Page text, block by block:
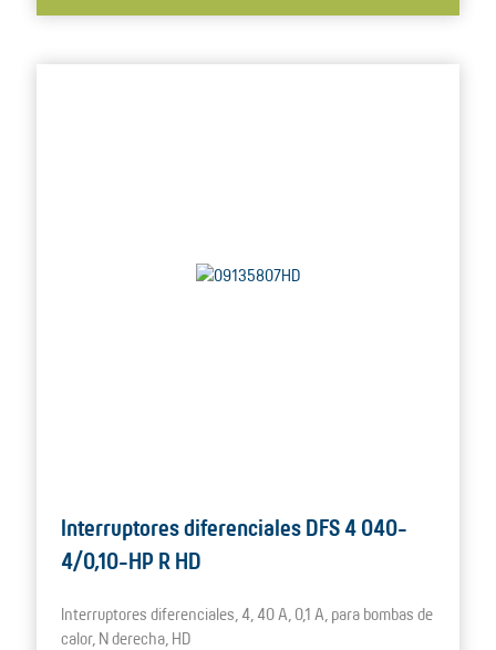
Interruptores diferenciales DFS 4 040-
4/0,10-HP R HD
Interruptores diferenciales, 4, 40 A, 0,1 A, para bombas de
calor, N derecha, HD